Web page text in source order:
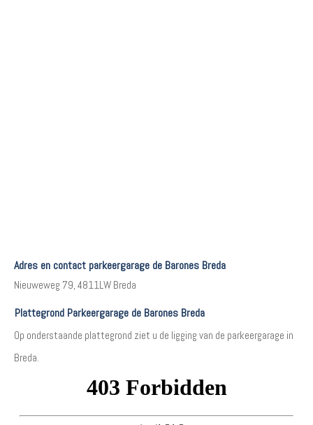
Adres en contact parkeergarage de Barones Breda
Nieuweweg 79, 4811LW Breda
Plattegrond Parkeergarage de Barones Breda
Op onderstaande plattegrond ziet u de ligging van de parkeergarage in
Breda.